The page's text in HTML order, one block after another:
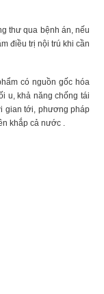
thư qua bệnh án, nếu
điều trị nội trú khi cần
có nguồn gốc hóa
u, khả năng chống tái
gian tới, phương pháp
khắp cả nước .